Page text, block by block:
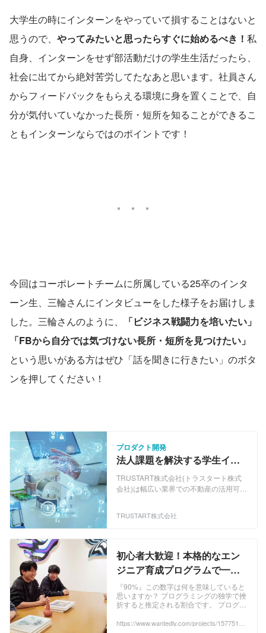
大学生の時にインターンをやっていて損することはないと
思うので、 やってみたいと思ったらすぐに始めるべき！ 私
自身、インターンをせず部活動だけの学生生活だったら、
社会に出てから絶対苦労してたなあと思います。社員さん
からフィードバックをもらえる環境に身を置くことで、自
分が気付いていなかった長所・短所を知ることができるこ
ともインターンならではのポイントです！
今回はコーポレートチームに所属している25卒のインタ
ーン生、三輪さんにインタビューをした様子をお届けしま
した。三輪さんのように、
「ビジネス戦闘力を培いたい」
「FBから自分では気づけない長所・短所を見つけたい」
という思いがある方はぜひ「話を聞きに行きたい」のボタ
ンを押してください！
プロダクト開発
法人課題を解決する学生イン
ターン！SQLやPythonの知識
を活かせます！
TRUSTART株式会社(トラスタート株式
会社)は幅広い業界での不動産の活用可能
菱UFJ信託銀行から「出向起業」として
の出向起業スタートアップ補助金の第1
号として採択 https://co-hr-
innovation.jp/entrepreneur/trustart/ ＊
TRUSTARTは、不動産業界の非効率を解
消するべく、従来の商習慣に縛られない
サービスを展開しています。
ス- https://www.trustart.co.jp/data/ これま
TRUSTART株式会社
初心者大歓迎！本格的なエン
ジニア育成プログラムで一緒
に学びませんか？ -
TRUSTART株式会社のWebエ
ンジニアの採用 - Wantedly
『90%』この数字は何を意味していると
思いますか？ プログラミングの独学で挫
折すると推定される割合です。 プログラ
https://www.wantedly.com/projects/1577514?